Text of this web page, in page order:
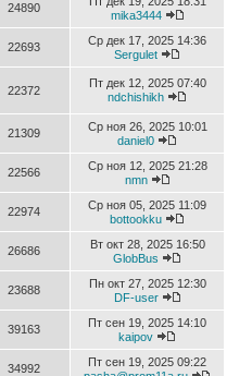
24890
mika3444
22693
Ср дек 17, 2025 14:36
Sergulet
22372
Пт дек 12, 2025 07:40
ndchishikh
21309
Ср ноя 26, 2025 10:01
daniel0
22566
Ср ноя 12, 2025 21:28
nmn
22974
Ср ноя 05, 2025 11:09
bottookku
26686
Вт окт 28, 2025 16:50
GlobBus
23688
Пн окт 27, 2025 12:30
DF-user
39163
Пт сен 19, 2025 14:10
kaipov
34992
Пт сен 19, 2025 09:22